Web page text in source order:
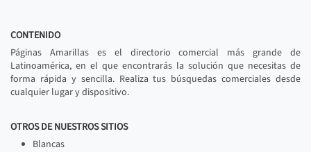
CONTENIDO
Páginas Amarillas es el directorio comercial más grande de
Latinoamérica, en el que encontrarás la solución que necesitas de
forma rápida y sencilla. Realiza tus búsquedas comerciales desde
cualquier lugar y dispositivo.
OTROS DE NUESTROS SITIOS
Blancas